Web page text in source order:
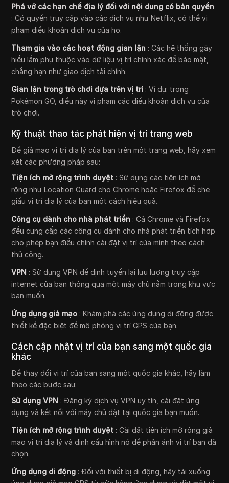
Phá vỡ các hạn chế địa lý đối với nội dung có bản quyền
: Có quyền truy cập vào các dịch vụ như Netflix, có thể vi
phạm điều khoản dịch vụ của họ.
Tham gia vào các hoạt động gian lận : Các hệ thống gây
hiểu lầm phụ thuộc vào dữ liệu vị trí chính xác để bảo mật,
chẳng hạn như giao dịch tài chính.
Gian lận trong trò chơi dựa trên vị trí : Ví dụ: trong
Pokémon GO, điều này vi phạm các điều khoản dịch vụ của
trò chơi.
Kỹ thuật thao tác phát hiện vị trí trang web
Để giả mạo vị trí địa lý của bạn trên một trang web, hãy xem
xét các phương pháp sau:
Tiện ích mở rộng trình duyệt : Sử dụng các tiện ích mở
rộng như Location Guard cho Chrome hoặc Firefox để che
giấu vị trí địa lý của bạn một cách hiệu quả.
Công cụ dành cho nhà phát triển : Cả Chrome và Firefox
đều cung cấp các công cụ dành cho nhà phát triển tích hợp
cho phép bạn điều chỉnh cài đặt vị trí của mình theo cách
thủ công.
VPN : Sử dụng VPN để định tuyến lại lưu lượng truy cập
internet của bạn thông qua một máy chủ nằm trong khu vực
bạn muốn.
Ứng dụng giả mạo : Khám phá các ứng dụng di động được
thiết kế đặc biệt để mô phỏng vị trí GPS của bạn.
Cách cập nhật vị trí của bạn sang một quốc gia
khác
Để thay đổi vị trí của bạn sang một quốc gia khác, hãy làm
theo các bước sau:
Sử dụng VPN : Đăng ký dịch vụ VPN uy tín, cài đặt ứng
dụng và kết nối với máy chủ đặt tại quốc gia bạn muốn.
Tiện ích mở rộng trình duyệt : Cài đặt tiện ích mở rộng giả
mạo vị trí địa lý và định cấu hình nó để phản ánh vị trí bạn đã
chọn.
Ứng dụng di động : Đối với thiết bị di động, hãy tải xuống